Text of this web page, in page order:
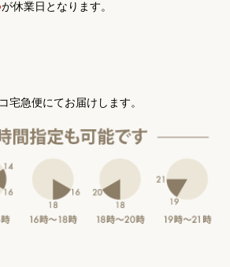
が休業日となります。
宅急便にてお届けします。